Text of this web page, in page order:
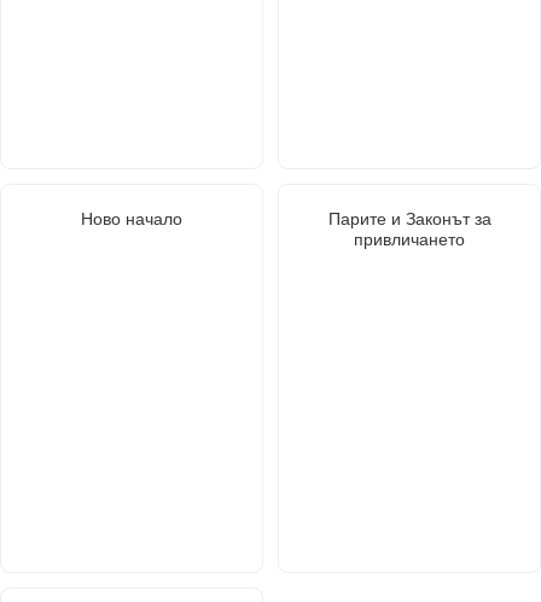
Ново начало
Парите и Законът за
привличането